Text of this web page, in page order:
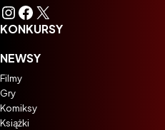
Instagram
Facebook
X
KONKURSY
NEWSY
Filmy
Gry
Komiksy
Książki